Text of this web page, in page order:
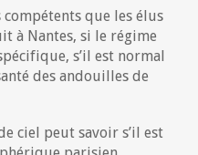
que les élus
à Nantes, si le régime
s’il est normal
des andouilles de
ciel peut savoir s’il est